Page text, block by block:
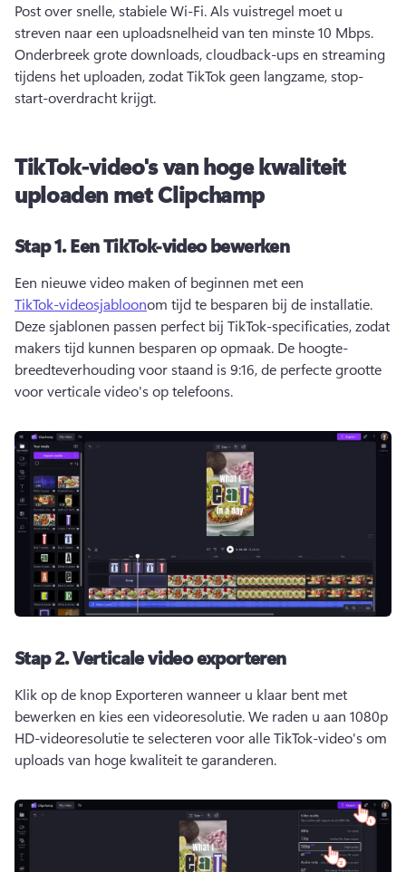
Post over snelle, stabiele Wi-Fi. Als vuistregel moet u
Onderbreek grote downloads, cloudback-ups en streaming
tijdens het uploaden, zodat TikTok geen langzame, stop-
start-overdracht krijgt.
TikTok-video's van hoge kwaliteit
uploaden met Clipchamp
Stap 1.Een TikTok-video bewerken
Een nieuwe video maken of beginnen met een
TikTok-videosjabloon
Deze sjablonen passen perfect bij TikTok-specificaties, zodat
makers tijd kunnen besparen op opmaak. De hoogte-
breedteverhouding voor staand is 9:16, de perfecte grootte
voor verticale video's op telefoons.
Stap 2.Verticale video exporteren
Klik op de knop Exporteren wanneer u klaar bent met
bewerken en kies een videoresolutie. We raden u aan 1080p
HD-videoresolutie te selecteren voor alle TikTok-video's om
uploads van hoge kwaliteit te garanderen.